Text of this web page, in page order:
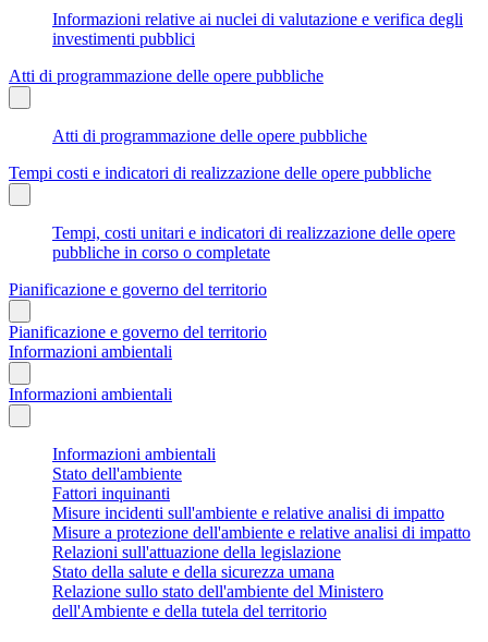
Informazioni relative ai nuclei di valutazione e verifica degli
investimenti pubblici
Atti di programmazione delle opere pubbliche
Atti di programmazione delle opere pubbliche
Tempi costi e indicatori di realizzazione delle opere pubbliche
Tempi, costi unitari e indicatori di realizzazione delle opere
pubbliche in corso o completate
Pianificazione e governo del territorio
Pianificazione e governo del territorio
Informazioni ambientali
Informazioni ambientali
Informazioni ambientali
Stato dell'ambiente
Fattori inquinanti
Misure incidenti sull'ambiente e relative analisi di impatto
Misure a protezione dell'ambiente e relative analisi di impatto
Relazioni sull'attuazione della legislazione
Stato della salute e della sicurezza umana
Relazione sullo stato dell'ambiente del Ministero
dell'Ambiente e della tutela del territorio